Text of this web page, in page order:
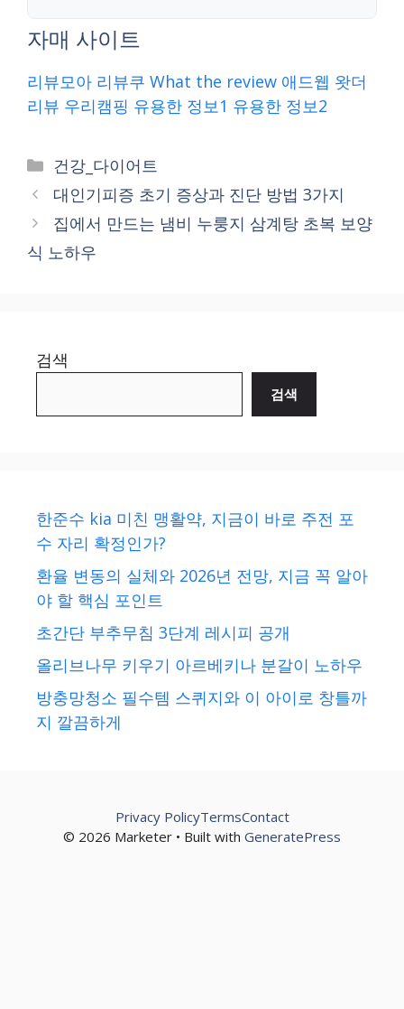
자매 사이트
리뷰모아 리뷰쿠 What the review 애드웹 왓더
리뷰 우리캠핑 유용한 정보1 유용한 정보2
Categories
건강_다이어트
대인기피증 초기 증상과 진단 방법 3가지
집에서 만드는 냄비 누룽지 삼계탕 초복 보양
식 노하우
검색
검색
한준수 kia 미친 맹활약, 지금이 바로 주전 포
수 자리 확정인가?
환율 변동의 실체와 2026년 전망, 지금 꼭 알아
야 할 핵심 포인트
초간단 부추무침 3단계 레시피 공개
올리브나무 키우기 아르베키나 분갈이 노하우
방충망청소 필수템 스퀴지와 이 아이로 창틀까
지 깔끔하게
© 2026 Marketer • Built with GeneratePress
Privacy PolicyTermsContact